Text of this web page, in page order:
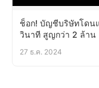
ช็อก! บัญชีบริษัทโดน
วินาที สูญกว่า 2 ล้าน
27 ธ.ค. 2024